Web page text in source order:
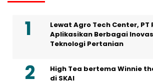
Lewat Agro Tech Center,
Aplikasikan Berbagai
Teknologi Pertanian
High Tea bertema Winnie
di SKAI